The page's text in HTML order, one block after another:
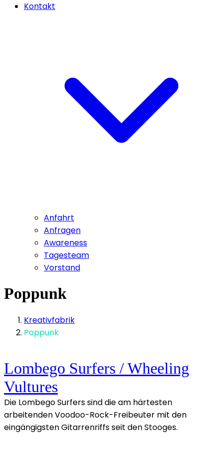
Kontakt
Anfahrt
Anfragen
Awareness
Tagesteam
Vorstand
Poppunk
Kreativfabrik
Poppunk
Lombego Surfers / Wheeling
Vultures
Die Lombego Surfers sind die am härtesten
arbeitenden Voodoo-Rock-Freibeuter mit den
eingängigsten Gitarrenriffs seit den Stooges.